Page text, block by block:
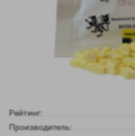
Рейтинг:
Производитель: